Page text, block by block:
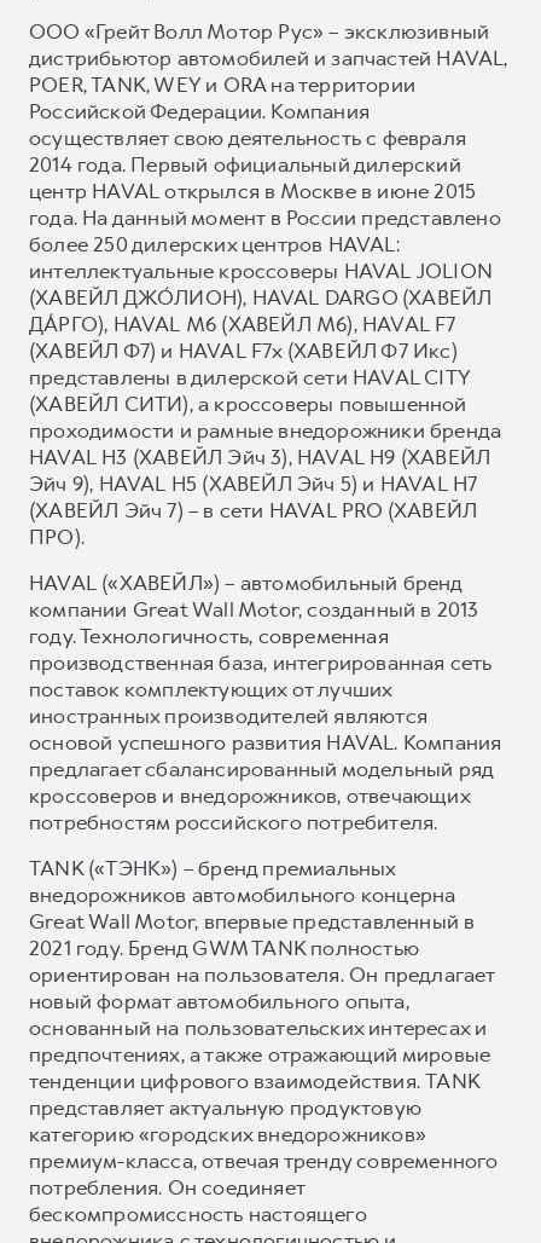
ООО «Грейт Волл Мотор Рус» – эксклюзивный
дистрибьютор автомобилей и запчастей HAVAL,
POER, TANK, WEY и ORA на территории
Российской Федерации. Компания
осуществляет свою деятельность с февраля
2014 года. Первый официальный дилерский
центр HAVAL открылся в Москве в июне 2015
года. На данный момент в России представлено
более 250 дилерских центров HAVAL:
интеллектуальные кроссоверы HAVAL JOLION
(ХАВЕЙЛ ДЖО́ЛИОН), HAVAL DARGO (ХАВЕЙЛ
ДА́РГО), HAVAL М6 (ХАВЕЙЛ M6), HAVAL F7
(ХАВЕЙЛ Ф7) и HAVAL F7x (ХАВЕЙЛ Ф7 Икс)
представлены в дилерской сети HAVAL CITY
(ХАВЕЙЛ СИТИ), а кроссоверы повышенной
проходимости и рамные внедорожники бренда
HAVAL H3 (ХАВЕЙЛ Эйч 3), HAVAL H9 (ХАВЕЙЛ
Эйч 9), HAVAL H5 (ХАВЕЙЛ Эйч 5) и HAVAL H7
(ХАВЕЙЛ Эйч 7) – в сети HAVAL PRO (ХАВЕЙЛ
ПРО).
HAVAL («ХАВЕЙЛ») – автомобильный бренд
компании Great Wall Motor, созданный в 2013
году. Технологичность, современная
производственная база, интегрированная сеть
поставок комплектующих от лучших
иностранных производителей являются
основой успешного развития HAVAL. Компания
предлагает сбалансированный модельный ряд
кроссоверов и внедорожников, отвечающих
потребностям российского потребителя.
TANK («ТЭНК») – бренд премиальных
внедорожников автомобильного концерна
Great Wall Motor, впервые представленный в
2021 году. Бренд GWM TANK полностью
ориентирован на пользователя. Он предлагает
новый формат автомобильного опыта,
основанный на пользовательских интересах и
предпочтениях, а также отражающий мировые
тенденции цифрового взаимодействия. TANK
представляет актуальную продуктовую
категорию «городских внедорожников»
премиум-класса, отвечая тренду современного
потребления. Он соединяет
бескомпромиссность настоящего